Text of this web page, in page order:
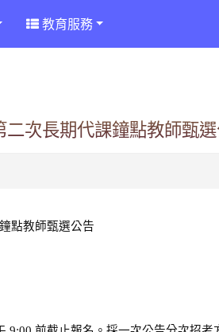
教育服務
次長期代課鐘點教師甄
點教師甄選公告